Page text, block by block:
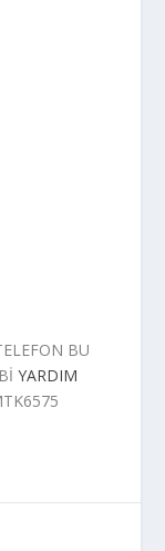
BU
BİYARDIM